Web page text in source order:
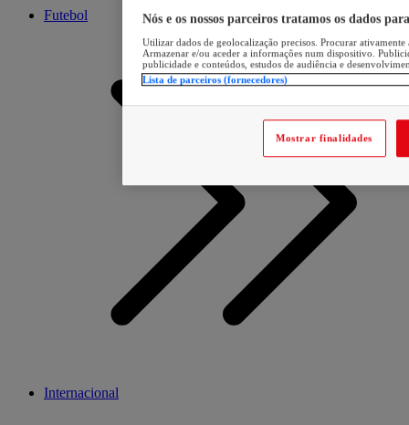
Futebol
Internacional
Nós e os nossos parceiros tratamos os dados
Utilizar dados de geolocalização precisos. Procurar
Armazenar e/ou aceder a informações num dispositivo.
publicidade e conteúdos, estudos de audiência e
Lista de parceiros (fornecedores)
Mostrar finalidades